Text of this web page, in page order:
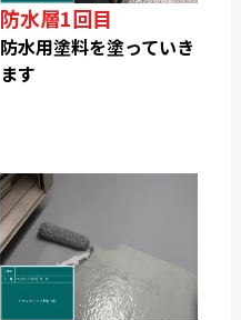
防水層1回目
防水用塗料を塗っていき
ます